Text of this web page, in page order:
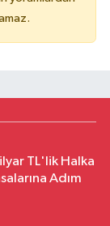
TL'lik Halka
Adım